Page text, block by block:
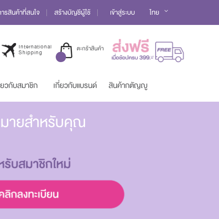
รสินค้าที่สนใจ สร้างบัญชีผู้ใช้ เข้าสู่ระบบ Language
ไทย
International
Shipping ตะกร้าสินค้า
วกับสมาชิก เกี่ยวกับแบรนด์ สินค้ากตัญญู
มายสำหรับคุณ